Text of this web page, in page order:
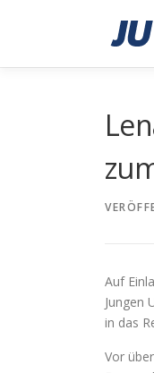
Auf
Jungen
in das
Vor